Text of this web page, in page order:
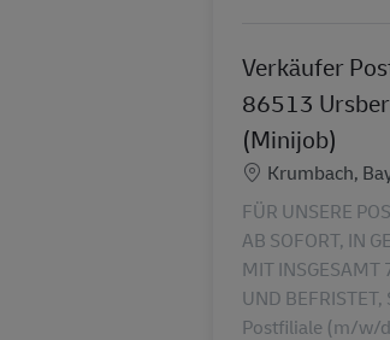
Verkäufer
86513
(Minijob)
Location
Krumbach,
FÜR UNSERE
AB SOFORT, IN
MIT INSGESAMT
UND
Postfiliale (m/w/